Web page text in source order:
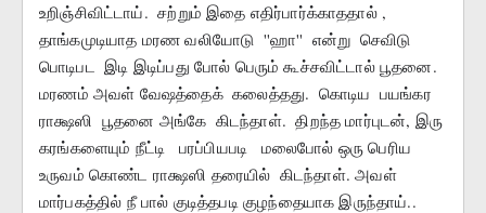
உறிஞ்சிவிட்டாய்.  சற்றும் இதை எதிர்பார்க்காததால் ,
தாங்கமுடியாத மரண வலியோடு  ''ஹா''  என்று  செவிடு
பொடிபட  இடி இடிப்பது போல் பெரும் கூச்சவிட்டால் பூதனை.
மரணம் அவள் வேஷத்தைக்  கலைத்தது.  கொடிய  பயங்கர
ராக்ஷஸி  பூதனை அங்கே  கிடந்தாள்.  திறந்த மார்புடன், இரு
கரங்களையும் நீட்டி   பரப்பியபடி   மலைபோல் ஒரு பெரிய
உருவம் கொண்ட ராக்ஷஸி தரையில்  கிடந்தாள். அவள்
மார்பகத்தில் நீ பால் குடித்தபடி குழந்தையாக இருந்தாய்..